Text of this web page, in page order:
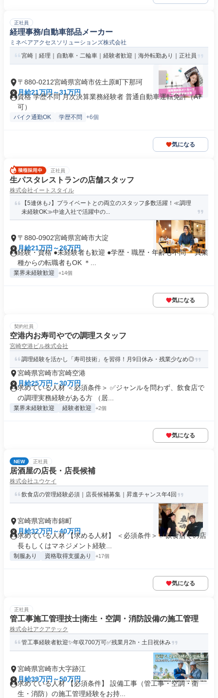
正社員
経理事務/自動車部品メーカー
ミネベアアクセスソリューションズ株式会社
宮崎｜経理｜自動車・二輪車｜経験者歓迎｜海外転勤あり｜正社員
〒880-0212宮崎県宮崎市佐土原町下那珂
月給21万円～31万円
資格 学歴不問 月次決算業務経験者 普通自動車運転免許（AT
可）
バイク通勤OK 学歴不問 +6個
気になる
正社員
生パスタレストランの店舗スタッフ
株式会社イートスタイル
【5連休も♪】プライベートとの両立のスタッフ多数活躍！≪調理
未経験OK≫中途入社で活躍中の...
〒880-0902宮崎県宮崎市大淀
月給21万円～26万円
経験・資格 ●未経験者も歓迎 ●学歴・職歴・年齢も不問 ＊異業
種からの転職者もOK ＊...
業界未経験歓迎 +14個
気になる
契約社員
空港内お寿司やでの調理スタッフ
宮崎空港ビル株式会社
調理経験を活かし「寿司技術」を習得！月9日休み・残業少なめ◎
宮崎県宮崎市宮崎空港
月給25万円～30万円
求めている人材 ＜必須条件＞ ✅ジャンルを問わず、飲食店で
の調理実務経験がある方 （居...
業界未経験歓迎 経験者歓迎 +2個
気になる
NEW 正社員
居酒屋の店長・店長候補
株式会社ユウケイ
飲食店の管理経験必須｜店長候補募集｜昇進チャンス年4回
宮崎県宮崎市錦町
月給32万円～40万円
求めている人材 【求める人材】 ＜必須条件＞ ✅飲食店での店
長もしくはマネジメント経験...
制服あり 資格取得支援あり +17個
気になる
正社員
管工事施工管理技士|衛生・空調・消防設備の施工管理
株式会社アクアテック
管工事経験者歓迎✨年収700万可✅残業月2h・土日祝休み
宮崎県宮崎市大字跡江
月給39万円～50万円
求めている人材 【必須条件】 設備工事（管工事・空調・衛
生・消防）の施工管理経験をお持...